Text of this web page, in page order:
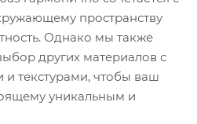
пространству
Однако мы также
других материалов с
текстурами, чтобы ваш
уникальным и